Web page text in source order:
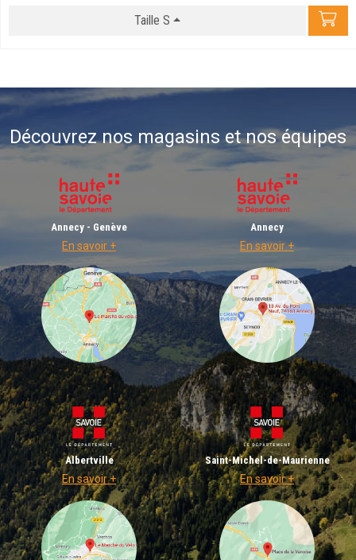
Taille S
Découvrez nos magasins et nos équipes
Annecy - Genève
En savoir +
Annecy
En savoir +
Albertville
En savoir +
Saint-Michel-de-Maurienne
En savoir +